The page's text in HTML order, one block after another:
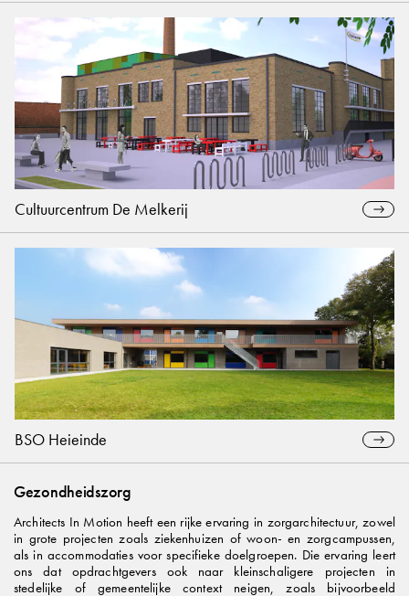
Cultuurcentrum De Melkerij
BSO Heieinde
Gezondheidszorg
Architects In Motion heeft een rijke ervaring in zorgarchitectuur, zowel
in grote projecten zoals ziekenhuizen of woon- en zorgcampussen,
als in accommodaties voor specifieke doelgroepen. Die ervaring leert
ons dat opdrachtgevers ook naar kleinschaligere projecten in
stedelijke of gemeentelijke context neigen, zoals bijvoorbeeld